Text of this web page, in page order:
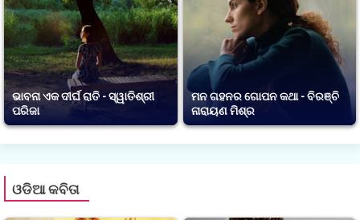
ଭାବନା ଏକ ଦୀର୍ଘ ରାତି - ସ୍ୱାତିଶ୍ରୀ
ପରିଜା
ମନ ଗହନର ଗୋପନ କଥା - ବିରଞ୍ଚି
ନାରାୟଣ ମିଶ୍ର
ଓଡିଆ କବିତା